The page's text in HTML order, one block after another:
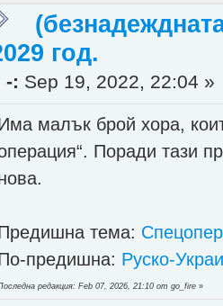
год.
-: Sep 19, 2022, 22:04 »
малък брой хора,
Поради тази
тема:
предишна: Руско-
редакция: Feb 07, 2026, 21:10 от go_fire »